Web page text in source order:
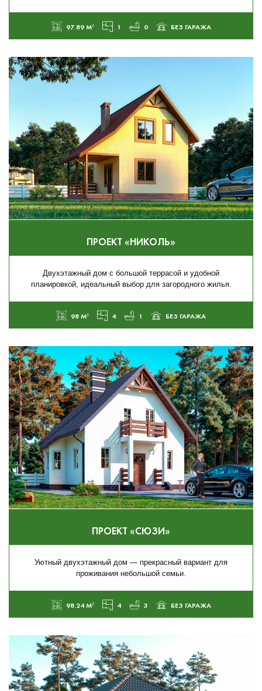
97.89 М² 1 0 БЕЗ ГАРАЖА
ПРОЕКТ «НИКОЛЬ»
Двухэтажный дом с большой террасой и удобной
планировкой, идеальный выбор для загородного жилья.
98 М² 4 1 БЕЗ ГАРАЖА
ПРОЕКТ «СЮЗИ»
Уютный двухэтажный дом — прекрасный вариант для
проживания небольшой семьи.
98.24 М² 4 3 БЕЗ ГАРАЖА